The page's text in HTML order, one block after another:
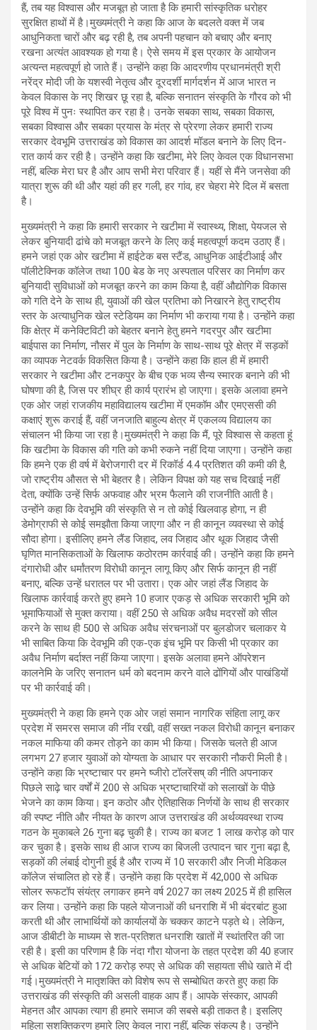
हैं, तब यह विश्वास और मजबूत हो जाता है कि हमारी सांस्कृतिक धरोहर
सुरक्षित हाथों में है।मुख्यमंत्री ने कहा कि आज के बदलते वक्त में जब
आधुनिकता चारों और बढ़ रही है, तब अपनी पहचान को बचाए और बनाए
रखना अत्यंत आवश्यक हो गया है। ऐसे समय में इस प्रकार के आयोजन
अत्यन्त महत्वपूर्ण हो जाते हैं। उन्होंने कहा कि आदरणीय प्रधानमंत्री श्री
नरेंद्र मोदी जी के यशस्वी नेतृत्व और दूरदर्शी मार्गदर्शन में आज भारत न
केवल विकास के नए शिखर छू रहा है, बल्कि सनातन संस्कृति के गौरव को भी
पूरे विश्व में पुनः स्थापित कर रहा है। उनके सबका साथ, सबका विकास,
सबका विश्वास और सबका प्रयास के मंत्र से प्रेरणा लेकर हमारी राज्य
सरकार देवभूमि उत्तराखंड को विकास का आदर्श मॉडल बनाने के लिए दिन-
रात कार्य कर रही है। उन्होंने कहा कि खटीमा, मेरे लिए केवल एक विधानसभा
नहीं, बल्कि मेरा घर है और आप सभी मेरा परिवार हैं। यहीं से मैंने जनसेवा की
यात्रा शुरू की थी और यहां की हर गली, हर गांव, हर चेहरा मेरे दिल में बसता
है।
मुख्यमंत्री ने कहा कि हमारी सरकार ने खटीमा में स्वास्थ्य, शिक्षा, पेयजल से
लेकर बुनियादी ढांचे को मजबूत करने के लिए कई महत्वपूर्ण कदम उठाए हैं।
हमने जहां एक ओर खटीमा में हाईटेक बस स्टैंड, आधुनिक आईटीआई और
पॉलीटेक्निक कॉलेज तथा 100 बेड के नए अस्पताल परिसर का निर्माण कर
बुनियादी सुविधाओं को मजबूत करने का काम किया है, वहीं औद्योगिक विकास
को गति देने के साथ ही, युवाओं की खेल प्रतिभा को निखारने हेतु राष्ट्रीय
स्तर के अत्याधुनिक खेल स्टेडियम का निर्माण भी कराया गया है। उन्होंने कहा
कि क्षेत्र में कनेक्टिविटी को बेहतर बनाने हेतु हमने गदरपुर और खटीमा
बाईपास का निर्माण, नौसर में पुल के निर्माण के साथ-साथ पूरे क्षेत्र में सड़कों
का व्यापक नेटवर्क विकसित किया है। उन्होंने कहा कि हाल ही में हमारी
सरकार ने खटीमा और टनकपुर के बीच एक भव्य सैन्य स्मारक बनाने की भी
घोषणा की है, जिस पर शीघ्र ही कार्य प्रारंभ हो जाएगा। इसके अलावा हमने
एक ओर जहां राजकीय महाविद्यालय खटीमा में एमकॉम और एमएससी की
कक्षाएं शुरू कराई हैं, वहीं जनजाति बाहुल्य क्षेत्र में एकलव्य विद्यालय का
संचालन भी किया जा रहा है।मुख्यमंत्री ने कहा कि मैं, पूरे विश्वास से कहता हूं
कि खटीमा के विकास की गति को कभी रुकने नहीं दिया जाएगा। उन्होंने कहा
कि हमने एक ही वर्ष में बेरोजगारी दर में रिकॉर्ड 4.4 प्रतिशत की कमी की है,
जो राष्ट्रीय औसत से भी बेहतर है। लेकिन विपक्ष को यह सच दिखाई नहीं
देता, क्योंकि उन्हें सिर्फ अफवाह और भ्रम फैलाने की राजनीति आती है।
उन्होंने कहा कि देवभूमि की संस्कृति से न तो कोई खिलवाड़ होगा, न ही
डेमोग्राफी से कोई समझौता किया जाएगा और न ही कानून व्यवस्था से कोई
सौदा होगा। इसीलिए हमने लैंड जिहाद, लव जिहाद और थूक जिहाद जैसी
घृणित मानसिकताओं के खिलाफ कठोरतम कार्रवाई की। उन्होंने कहा कि हमने
दंगारोधी और धर्मांतरण विरोधी कानून लागू किए और सिर्फ कानून ही नहीं
बनाए, बल्कि उन्हें धरातल पर भी उतारा। एक ओर जहां लैंड जिहाद के
खिलाफ कार्रवाई करते हुए हमने 10 हजार एकड़ से अधिक सरकारी भूमि को
भूमाफियाओं से मुक्त कराया। वहीं 250 से अधिक अवैध मदरसों को सील
करने के साथ ही 500 से अधिक अवैध संरचनाओं पर बुलडोजर चलाकर ये
भी साबित किया कि देवभूमि की एक-एक इंच भूमि पर किसी भी प्रकार का
अवैध निर्माण बर्दाश्त नहीं किया जाएगा। इसके अलावा हमने ऑपरेशन
कालनेमि के जरिए सनातन धर्म को बदनाम करने वाले ढोंगियों और पाखंडियों
पर भी कार्रवाई की।
मुख्यमंत्री ने कहा कि हमने एक ओर जहां समान नागरिक संहिता लागू कर
प्रदेश में समरस समाज की नींव रखी, वहीं सख्त नकल विरोधी कानून बनाकर
नकल माफिया की कमर तोड़ने का काम भी किया। जिसके चलते ही आज
लगभग 27 हजार युवाओं को योग्यता के आधार पर सरकारी नौकरी मिली है।
उन्होंने कहा कि भ्रष्टाचार पर हमने ष्जीरो टॉलरेंसष् की नीति अपनाकर
पिछले साढ़े चार वर्षों में 200 से अधिक भ्रष्टाचारियों को सलाखों के पीछे
भेजने का काम किया। इन कठोर और ऐतिहासिक निर्णयों के साथ ही सरकार
की स्पष्ट नीति और नीयत के कारण आज उत्तराखंड की अर्थव्यवस्था राज्य
गठन के मुकाबले 26 गुना बढ़ चुकी है। राज्य का बजट 1 लाख करोड़ को पार
कर चुका है। इसके साथ ही आज राज्य का बिजली उत्पादन चार गुना बढ़ा है,
सड़कों की लंबाई दोगुनी हुई है और राज्य में 10 सरकारी और निजी मेडिकल
कॉलेज संचालित हो रहे हैं। उन्होंने कहा कि प्रदेश में 42,000 से अधिक
सोलर रूफटॉप संयंत्र लगाकर हमने वर्ष 2027 का लक्ष्य 2025 में ही हासिल
कर लिया। उन्होंने कहा कि पहले योजनाओं की धनराशि में भी बंदरबांट हुआ
करती थी और लाभार्थियों को कार्यालयों के चक्कर काटने पड़ते थे। लेकिन,
आज डीबीटी के माध्यम से शत-प्रतिशत धनराशि खातों में स्थांतरित की जा
रही है। इसी का परिणाम है कि नंदा गौरा योजना के तहत प्रदेश की 40 हजार
से अधिक बेटियों को 172 करोड़ रुपए से अधिक की सहायता सीधे खाते में दी
गई।मुख्यमंत्री ने मातृशक्ति को विशेष रूप से सम्बोधित करते हुए कहा कि
उत्तराखंड की संस्कृति की असली वाहक आप हैं। आपके संस्कार, आपकी
मेहनत और आपका त्याग ही हमारे समाज की सबसे बड़ी ताकत है। इसलिए
महिला सशक्तिकरण हमारे लिए केवल नारा नहीं, बल्कि संकल्प है। उन्होंने